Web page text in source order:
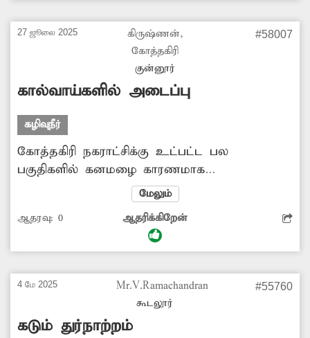
தேங்கி நிற்கிறது. அது பள்ளிக்குழந்தைகள்
நடந்து செல்லும் பகுதி ஆகும். எனவே
அசம்பாவித சம்பவங்கள் ஏற்படும் முன்பு
கால்வாயை சீரமைத்து முறையாக மூட
அதிகாரிகள் முன்வர வேண்டும்.
27 ஜூலை 2025
கிருஷ்ணன்,
கோத்தகிரி
குன்னூர்
#58007
கால்வாய்களில் அடைப்பு
கழிவுநீர்
கோத்தகிரி நகராட்சிக்கு உட்பட்ட பல
பகுதிகளில் கனமழை காரணமாக
கால்வாய்களில் அடைப்பு ஏற்பட்டு உள்ளது.
இதனால் அங்குள்ள சாலையில் மழைநீருடன்
கழிவுநீர் கலந்து வழிந்தோடி வருகிறது. இதன்
காரணமாக பொதுமக்கள், வாகன ஓட்டிகள்
நோய் பரவும் அபாயமும் உள்ளது. எனவே
அங்குள்ள கால்வாய்களில் ஏற்பட்டுள்ள
அடைப்புகளை உடனடியாக சரி செய்ய
சம்பந்தப்பட்ட துறை அதிகாரிகள் நடவடிக்கை
மேலும்
ஆதரவு: 0 ஆதரிக்கிறேன்
4 மே 2025
Mr.V.Ramachandran
கூடலூர்
#55760
கடும் துர்நாற்றம்